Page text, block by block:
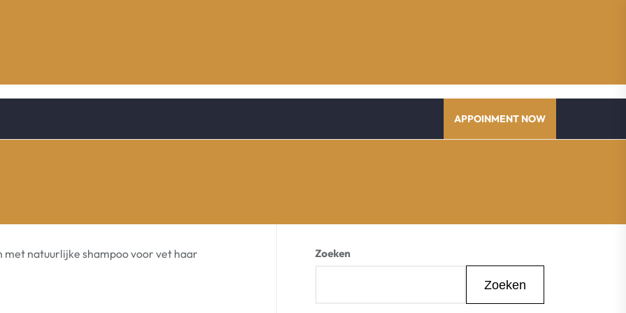
APPOINMENT NOW
met natuurlijke shampoo voor vet haar Zoeken
Zoeken